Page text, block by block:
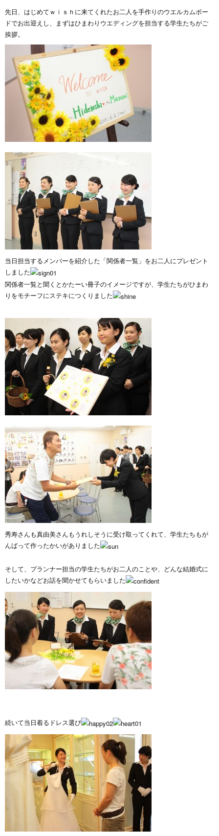
先日、はじめてｗｉｓｈに来てくれたお二人を手作りのウエルカムボー
ドでお出迎えし、まずはひまわりウエディングを担当する学生たちがご
挨拶。
当日担当するメンバーを紹介した「関係者一覧」をお二人にプレゼント
しました
関係者一覧と聞くとかたーい冊子のイメージですが、学生たちがひまわ
りをモチーフにステキにつくりました
秀寿さんも真由美さんもうれしそうに受け取ってくれて、学生たちもが
んばって作ったかいがありました
そして、プランナー担当の学生たちがお二人のことや、どんな結婚式に
したいかなどお話を聞かせてもらいました
続いて当日着るドレス選び